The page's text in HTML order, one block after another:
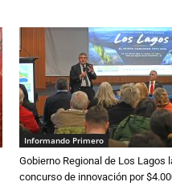
Informando Primero
Gobierno Regional de Los Lagos
concurso de innovación por